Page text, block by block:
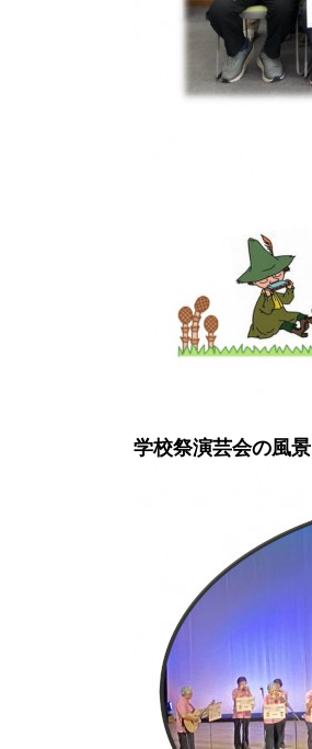
学校祭演芸会の風景